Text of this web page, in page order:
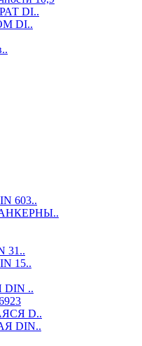
DI..
DI..
603..
31..
15..
..
D..
DIN..